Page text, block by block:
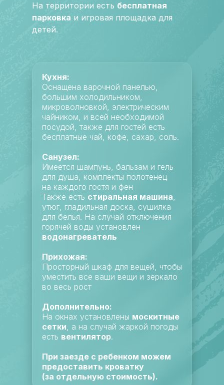
Кухня:
Оснащена варочной панелью,
большим холодильником,
микроволновкой, электрическим
чайником, и всей необходимой
посудой, также для гостей есть
бесплатные чай, кофе, сахар, соль.
Санузел:
Имеется шампунь, бальзам и гель
для душа, комплекты полотенец
на каждого гостя и фен
Также есть стиральная машина,
утюг, гладильная доска, сушилка
для белья. На случай отключения
горячей воды установлен
водонагреватель
Прихожая:
Просторный шкаф для вещей, чтобы
уместить все ваши вещи и зеркало
во весь рост
Дополнительно:
На окнах установлены москитные
сетки, а на случай жаркой погоды
есть вентилятор.
При заезде с ребенком можем
предоставить кроватку
(за отдельную стоимость).
На территории есть бесплатная
парковка и игровая площадка для
детей.